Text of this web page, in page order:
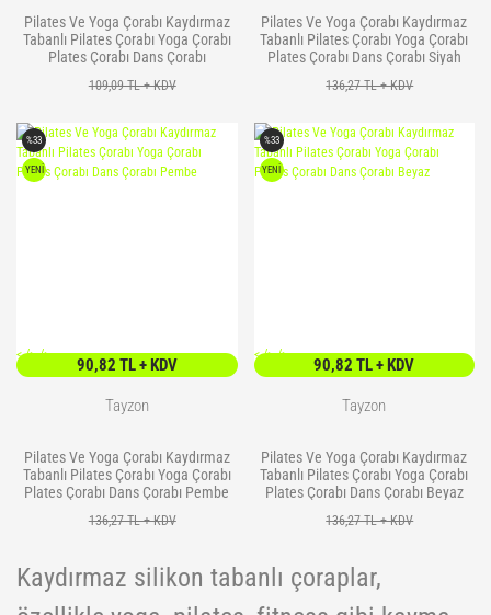
Pilates Ve Yoga Çorabı Kaydırmaz
Tabanlı Pilates Çorabı Yoga Çorabı
Plates Çorabı Dans Çorabı
109,09 TL + KDV
Pilates Ve Yoga Çorabı Kaydırmaz
Tabanlı Pilates Çorabı Yoga Çorabı
Plates Çorabı Dans Çorabı Siyah
136,27 TL + KDV
%33
YENİ
</> />
90,82 TL + KDV
Tayzon
Pilates Ve Yoga Çorabı Kaydırmaz
Tabanlı Pilates Çorabı Yoga Çorabı
Plates Çorabı Dans Çorabı Pembe
136,27 TL + KDV
%33
YENİ
</> />
90,82 TL + KDV
Tayzon
Pilates Ve Yoga Çorabı Kaydırmaz
Tabanlı Pilates Çorabı Yoga Çorabı
Plates Çorabı Dans Çorabı Beyaz
136,27 TL + KDV
Kaydırmaz silikon tabanlı çoraplar,